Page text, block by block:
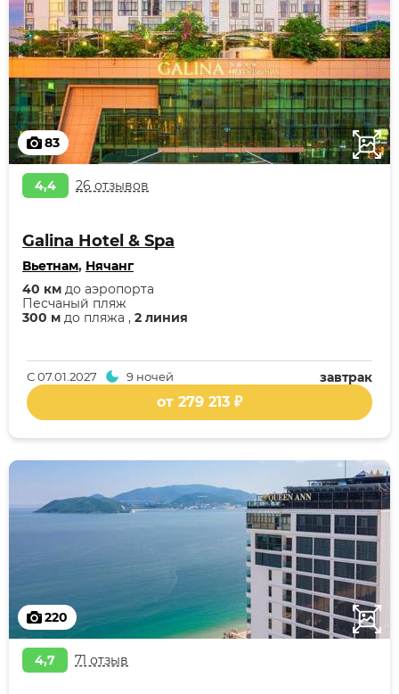
83
4,4 26 отзывов
Galina Hotel & Spa
Вьетнам, Нячанг
300 м до пляжа , 2 линия
Песчаный пляж
40 км до аэропорта
завтрак
С07.01.2027 9 ночей
от 279 213 ₽
220
4,7 71 отзыв